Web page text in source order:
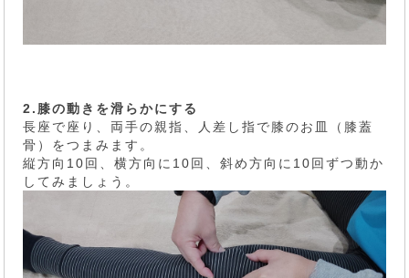
2.膝の動きを滑らかにする
長座で座り、両手の親指、人差し指で膝のお皿（膝蓋
骨）をつまみます。
縦方向10回、横方向に10回、斜め方向に10回ずつ動か
してみましょう。